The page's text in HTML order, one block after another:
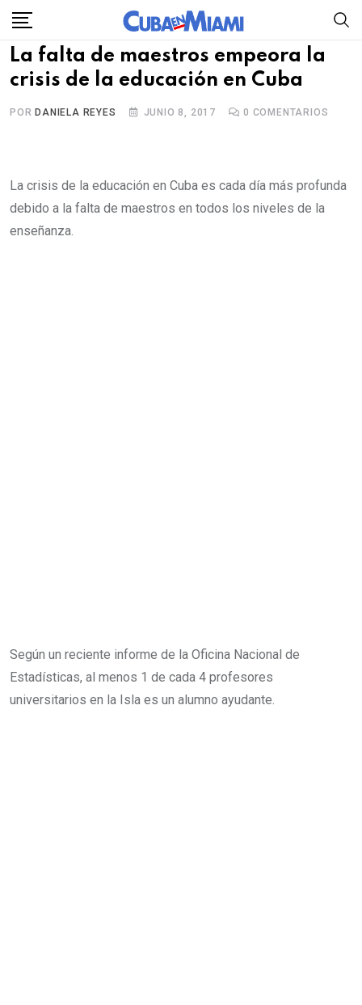
Skip
content
La falta de maestros empeora la
crisis de la educación en Cuba
POR DANIELA REYES JUNIO 8, 2017 0 COMENTARIOS
La crisis de la educación en Cuba es cada día más profunda
debido a la falta de maestros en todos los niveles de la
enseñanza.
Según un reciente informe de la Oficina Nacional de
Estadísticas, al menos 1 de cada 4 profesores
universitarios en la Isla es un alumno ayudante.